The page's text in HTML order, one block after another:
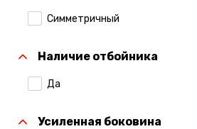
Симметричный
Наличие отбойника
Да
Усиленная боковина